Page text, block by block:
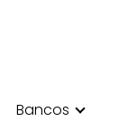
Bancos